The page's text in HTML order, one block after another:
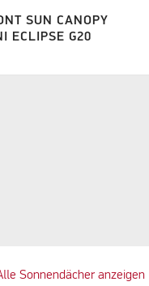
SUN CANOPY
ECLIPSE G20
Sonnendächer anzeigen